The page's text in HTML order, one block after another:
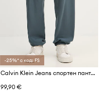
-25%* с код: FS
Calvin Klein Jeans спортен панталон мъжки с памук
99,90 €